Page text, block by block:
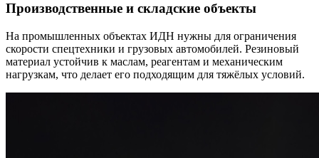
Производственные и складские объекты
На промышленных объектах ИДН нужны для ограничения
скорости спецтехники и грузовых автомобилей. Резиновый
материал устойчив к маслам, реагентам и механическим
нагрузкам, что делает его подходящим для тяжёлых условий.